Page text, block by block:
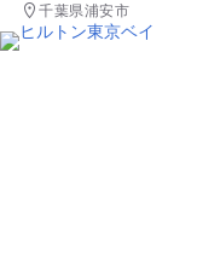
千葉県浦安市